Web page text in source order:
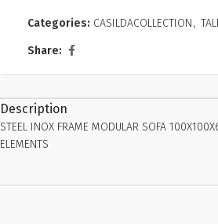
Categories: CASILDACOLLECTION,
Share:
Description
STEEL INOX FRAME MODULAR SOFA
ELEMENTS